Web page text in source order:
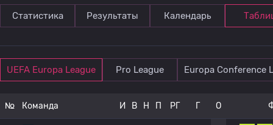
Статистика Результаты Календарь
UEFA Europa League Pro League Europa Conference
№ Команда И В Н П РГ Г О